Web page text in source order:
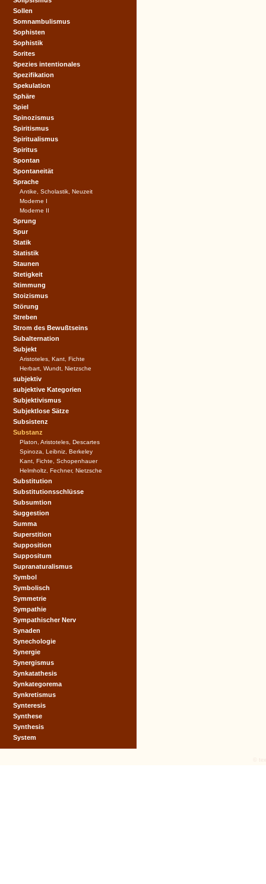
Sollen
Somnambulismus
Sophisten
Sophistik
Sorites
Spezies intentionales
Spezifikation
Spekulation
Sphäre
Spiel
Spinozismus
Spiritismus
Spiritualismus
Spiritus
Spontan
Spontaneität
Sprache
Antike, Scholastik, Neuzeit
Moderne I
Moderne II
Sprung
Spur
Statik
Statistik
Staunen
Stetigkeit
Stimmung
Stoizismus
Störung
Streben
Strom des Bewußtseins
Subalternation
Subjekt
Aristoteles, Kant, Fichte
Herbart, Wundt, Nietzsche
subjektiv
subjektive Kategorien
Subjektivismus
Subjektlose Sätze
Subsistenz
Substanz
Platon, Aristoteles, Descartes
Spinoza, Leibniz, Berkeley
Kant, Fichte, Schopenhauer
Helmholtz, Fechner, Nietzsche
Substitution
Substitutionsschlüsse
Subsumtion
Suggestion
Summa
Superstition
Supposition
Suppositum
Supranaturalismus
Symbol
Symbolisch
Symmetrie
Sympathie
Sympathischer Nerv
Synaden
Synechologie
Synergie
Synergismus
Synkatathesis
Synkategorema
Synkretismus
Synteresis
Synthese
Synthesis
System